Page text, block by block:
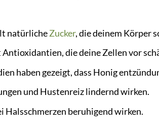
natürlicheZucker, die deinem Körper
die deine Zellen vor
haben gezeigt, dass Honig
und Hustenreiz lindernd wirken.
Halsschmerzen beruhigend wirken.